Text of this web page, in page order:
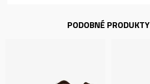
PODOBNÉ PRODUKTY